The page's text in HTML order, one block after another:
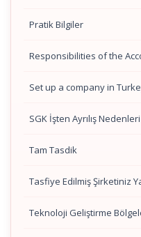
Pratik Bilgiler
Responsibilities of the
Set up a company in
SGK İşten Ayrılış Nedenleri
Tam Tasdik
Tasfiye Edilmiş Şirketiniz
Teknoloji Geliştirme